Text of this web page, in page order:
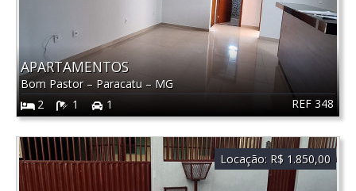
REF 348
APARTAMENTOS
Bom Pastor – Paracatu – MG
2
1 1
Locação: R$ 1.850,00